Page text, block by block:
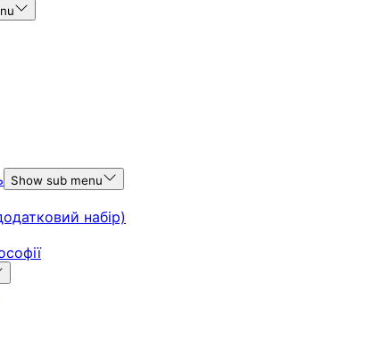
Show sub menu
набір)